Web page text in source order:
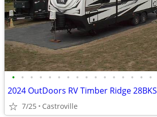
• • • • • • • • • • • • • • • •
2024 OutDoors RV Timber Ridge 28BKS
7/25 Castroville